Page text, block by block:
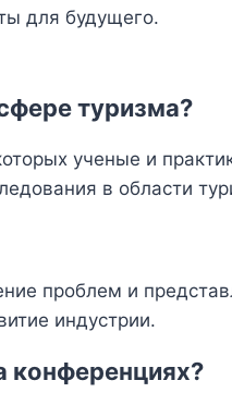
для будущего.
туризма?
ученые и
в области
проблем и
индустрии.
конференциях?